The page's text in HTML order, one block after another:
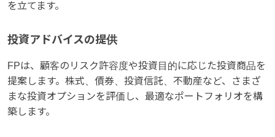
を立てます。
投資アドバイスの提供
FPは、顧客のリスク許容度や投資目的に応じた投資商品を
提案します。株式、債券、投資信託、不動産など、さまざ
まな投資オプションを評価し、最適なポートフォリオを構
築します。